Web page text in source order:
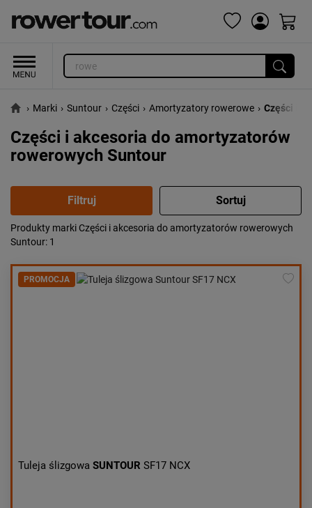
› Marki › Suntour › Części › Amortyzatory rowerowe › Części i
Części i akcesoria do amortyzatorów
rowerowych Suntour
Popularność:
największa
od najwyższej
Kolejność:
Produkty marki Części i akcesoria do amortyzatorów rowerowych
Suntour: 1
PROMOCJA
Tuleja ślizgowa SUNTOUR SF17 NCX